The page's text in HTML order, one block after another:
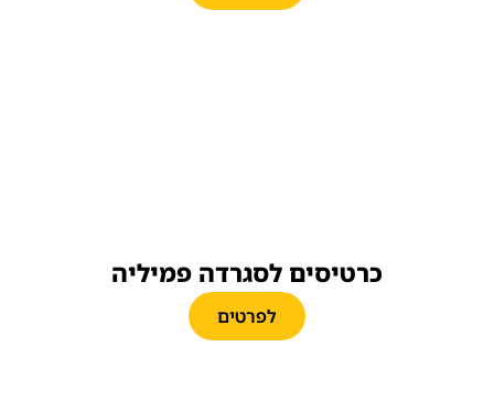
כרטיסים לסגרדה פמיליה
לפרטים